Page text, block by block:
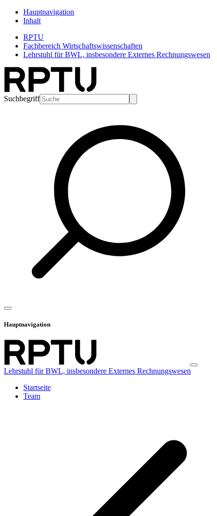
Hauptnavigation
Inhalt
RPTU
Fachbereich Wirtschaftswissenschaften
Lehrstuhl für BWL, insbesondere Externes Rechnungswesen
Suchbegriff
Hauptnavigation
Lehrstuhl für BWL, insbesondere Externes Rechnungswesen
Startseite
Team